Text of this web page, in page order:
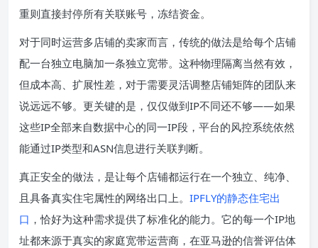
重则直接封停所有关联账号，冻结资金。
对于同时运营多店铺的卖家而言，传统的做法是给每个店铺
配一台独立电脑加一条独立宽带。这种物理隔离当然有效，
但成本高、扩展性差，对于需要灵活调整店铺矩阵的团队来
说远远不够。更关键的是，仅仅做到IP不同还不够——如果
这些IP全部来自数据中心的同一IP段，平台的风控系统依然
能通过IP类型和ASN信息进行关联判断。
真正安全的做法，是让每个店铺都运行在一个独立、纯净、
且具备真实住宅属性的网络出口上。 IPFLY的静态住宅出
口 ，恰好为这种需求提供了标准化的能力。它的每一个IP地
址都来源于真实的家庭宽带运营商，在亚马逊的信誉评估体